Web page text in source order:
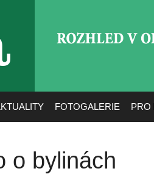
FOTOGALERIE PRO
o bylinách